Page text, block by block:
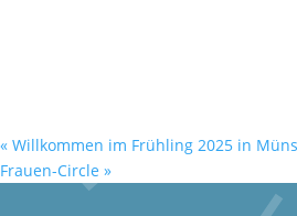
« Willkommen im Frühling 2025 in
Frauen-Circle »